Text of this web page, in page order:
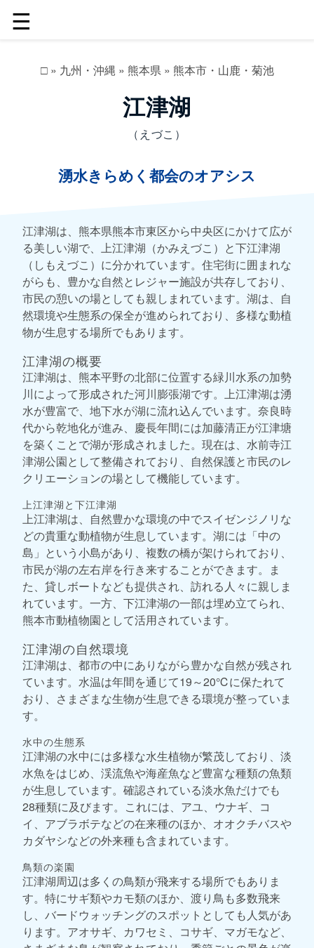
☰
□» 九州・沖縄 » 熊本県» 熊本市・山鹿・菊池
江津湖
（えづこ）
湧水きらめく都会のオアシス
江津湖は、熊本県熊本市東区から中央区にかけて広が
る美しい湖で、上江津湖（かみえづこ）と下江津湖
（しもえづこ）に分かれています。住宅街に囲まれな
がらも、豊かな自然とレジャー施設が共存しており、
市民の憩いの場としても親しまれています。湖は、自
然環境や生態系の保全が進められており、多様な動植
物が生息する場所でもあります。
江津湖の概要
江津湖は、熊本平野の北部に位置する緑川水系の加勢
川によって形成された河川膨張湖です。上江津湖は湧
水が豊富で、地下水が湖に流れ込んでいます。奈良時
代から乾地化が進み、慶長年間には加藤清正が江津塘
を築くことで湖が形成されました。現在は、水前寺江
津湖公園として整備されており、自然保護と市民のレ
クリエーションの場として機能しています。
上江津湖と下江津湖
上江津湖は、自然豊かな環境の中でスイゼンジノリな
どの貴重な動植物が生息しています。湖には「中の
島」という小島があり、複数の橋が架けられており、
市民が湖の左右岸を行き来することができます。ま
た、貸しボートなども提供され、訪れる人々に親しま
れています。一方、下江津湖の一部は埋め立てられ、
熊本市動植物園として活用されています。
江津湖の自然環境
江津湖は、都市の中にありながら豊かな自然が残され
ています。水温は年間を通じて19～20℃に保たれて
おり、さまざまな生物が生息できる環境が整っていま
す。
水中の生態系
江津湖の水中には多様な水生植物が繁茂しており、淡
水魚をはじめ、渓流魚や海産魚など豊富な種類の魚類
が生息しています。確認されている淡水魚だけでも
28種類に及びます。これには、アユ、ウナギ、コ
イ、アブラボテなどの在来種のほか、オオクチバスや
カダヤシなどの外来種も含まれています。
鳥類の楽園
江津湖周辺は多くの鳥類が飛来する場所でもありま
す。特にサギ類やカモ類のほか、渡り鳥も多数飛来
し、バードウォッチングのスポットとしても人気があ
ります。アオサギ、カワセミ、コサギ、マガモなど、